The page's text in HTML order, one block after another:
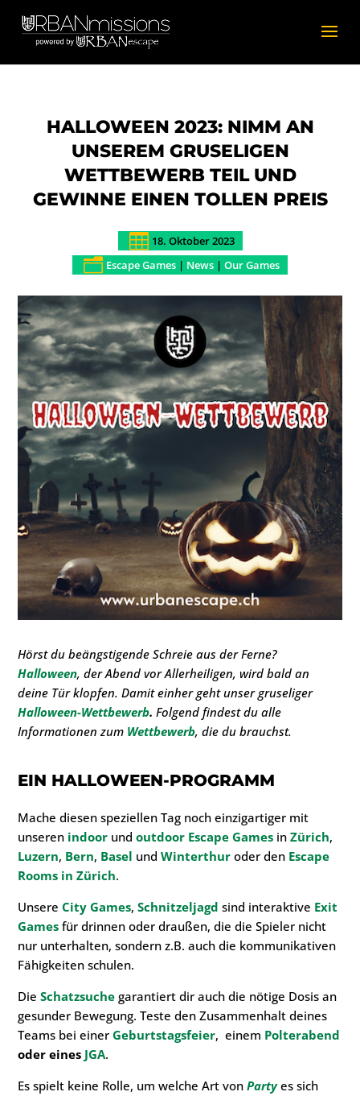
HALLOWEEN 2023: NIMM AN
UNSEREM GRUSELIGEN
WETTBEWERB TEIL UND
GEWINNE EINEN TOLLEN PREIS
 18. Oktober 2023
n Escape Games | News | Our Games
Hörst du beängstigende Schreie aus der Ferne?
Halloween, der Abend vor Allerheiligen, wird bald an
deine Tür klopfen. Damit einher geht unser gruseliger
Halloween-Wettbewerb. Folgend findest du alle
Informationen zum Wettbewerb, die du brauchst.
EIN HALLOWEEN-PROGRAMM
Mache diesen speziellen Tag noch einzigartiger mit
unseren indoor undoutdoor Escape Games inZürich,
Luzern, Bern, Basel undWinterthur oder den Escape
Rooms in Zürich.
UnsereCity Games,Schnitzeljagd sind interaktive Exit
Games für drinnen oder draußen, die die Spieler nicht
nur unterhalten, sondern z.B. auch die kommunikativen
Fähigkeiten schulen.
DieSchatzsuche garantiert dir auch die nötige Dosis an
gesunder Bewegung. Teste den Zusammenhalt deines
Teams bei einerGeburtstagsfeier, einem Polterabend
oder eines JGA.
Es spielt keine Rolle, um welche Art vonPartyes sich